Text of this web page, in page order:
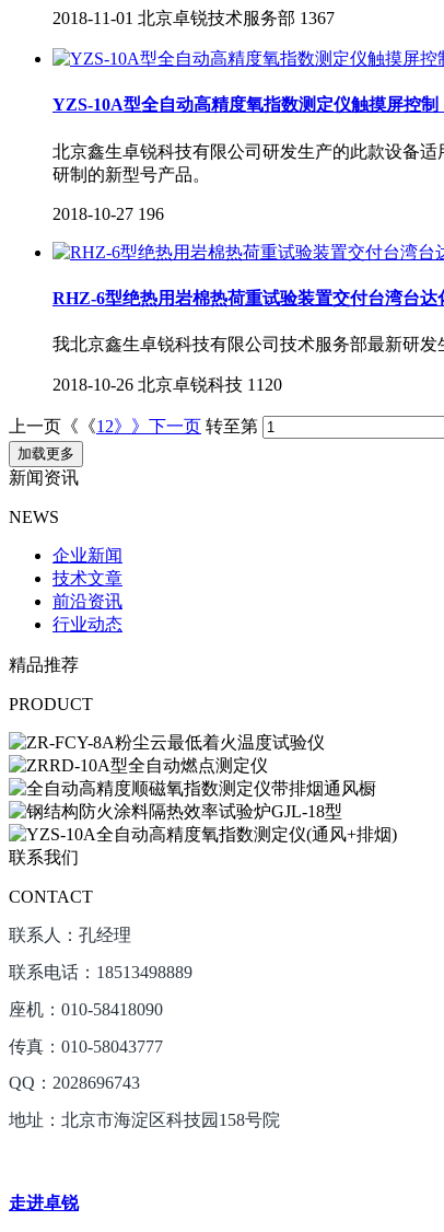
2018-11-01 北京卓锐技术服务部 1367
YZS-10A型全自动高精度氧指数测定仪触摸屏控制
北京鑫生卓锐科技有限公司研发生产的此款设备
研制的新型号产品。
2018-10-27 196
RHZ-6型绝热用岩棉热荷重试验装置交付台湾台达
我北京鑫生卓锐科技有限公司技术服务部最新研
2018-10-26 北京卓锐科技 1120
上一页《《1 2》》下一页 转至第
加载更多
新闻资讯
NEWS
企业新闻
技术文章
前沿资讯
行业动态
精品推荐
PRODUCT
联系我们
CONTACT
联系人：孔经理
联系电话：18513498889
座机：010-58418090
传真：010-58043777
QQ：2028696743
地址：北京市海淀区科技园158号院
走进卓锐